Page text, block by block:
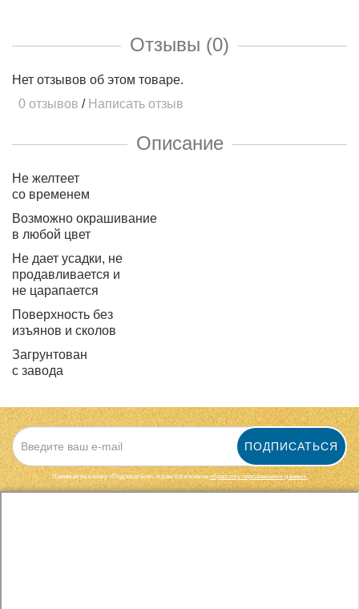
Отзывы (0)
Нет отзывов об этом товаре.
0 отзывов / Написать отзыв
Описание
Не желтеет
со временем
Возможно окрашивание
в любой цвет
Не дает усадки, не
продавливается и
не царапается
Поверхность без
изъянов и сколов
Загрунтован
с завода
ПОДПИСАТЬСЯ
Нажимая на кнопку «Подписаться», я даю cогласие наобработку персональных данных.